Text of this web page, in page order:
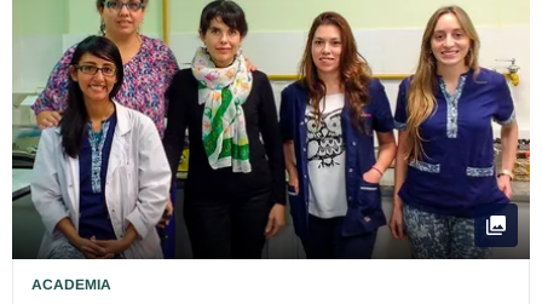
ACADEMIA